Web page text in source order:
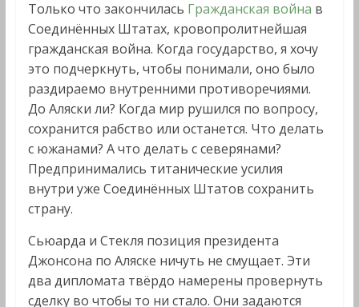
Только что закончилась Гражданская война в
Соединённых Штатах, кровопролитнейшая
гражданская война. Когда государство, я хочу
это подчеркнуть, чтобы понимали, оно было
раздираемо внутренними противоречиями.
До Аляски ли? Когда мир рушился по вопросу,
сохранится рабство или останется. Что делать
с южанами? А что делать с северянами?
Предпринимались титанические усилия
внутри уже Соединённых Штатов сохранить
страну.
Сьюарда и Стекля позиция президента
Джонсона по Аляске ничуть не смущает. Эти
два дипломата твёрдо намерены провернуть
сделку во чтобы то ни стало. Они задаются